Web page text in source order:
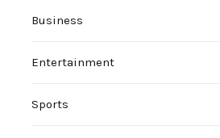
Business
Entertainment
Sports